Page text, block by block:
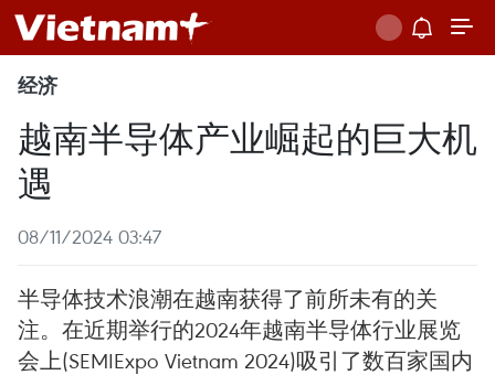
经济
越南半导体产业崛起的巨大机
遇
08/11/2024 03:47
半导体技术浪潮在越南获得了前所未有的关
注。在近期举行的2024年越南半导体行业展览
会上(SEMIExpo Vietnam 2024)吸引了数百家国内